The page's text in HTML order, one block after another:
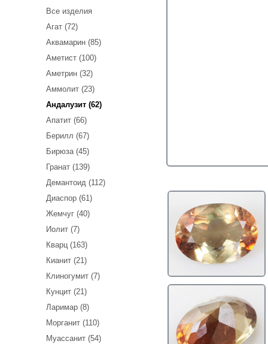
Все изделия
Агат (72)
Аквамарин (85)
Аметист (100)
Аметрин (32)
Аммолит (23)
Андалузит (62)
Апатит (66)
Берилл (67)
Бирюза (45)
Гранат (139)
Демантоид (112)
Диаспор (61)
Жемчуг (40)
Иолит (7)
Кварц (163)
Кианит (21)
Клиногумит (7)
Кунцит (21)
Ларимар (8)
Морганит (110)
Муассанит (54)